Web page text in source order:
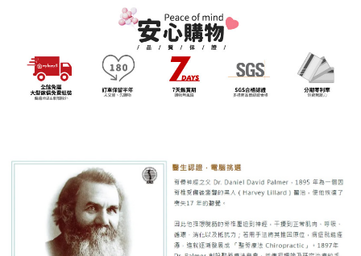
「AFTEE先享後付」，若未經同意申辦者引起之損失，本公司不負相關責
４．使用「AFTEE先享後付」時，將依據個別帳號之用戶狀況，依本公司即
時審查核予不同之上限額度；若仍有額度不足之情形，本公司將視審查結果
請求用戶進行身份認證。
５．嚴禁一人註冊多個帳號或使用他人資訊註冊。若發現惡意使用之情形，
恩沛科技股份有限公司將有權停止該用戶之使用額度並採取法律行動。